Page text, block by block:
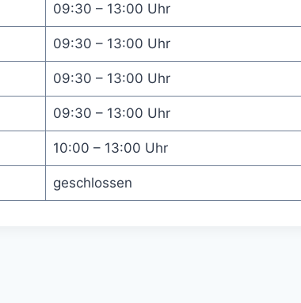
09:30 – 13:00 Uhr
09:30 – 13:00 Uhr
09:30 – 13:00 Uhr
09:30 – 13:00 Uhr
10:00 – 13:00 Uhr
geschlossen